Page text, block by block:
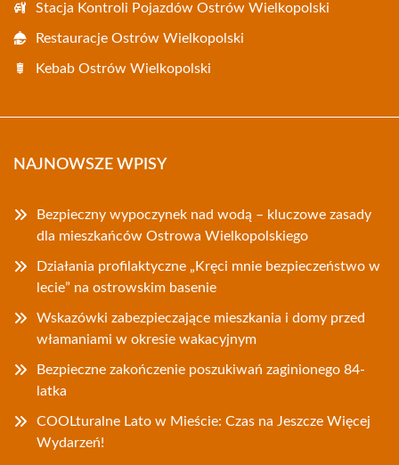
Stacja Kontroli Pojazdów Ostrów Wielkopolski
Restauracje Ostrów Wielkopolski
Kebab Ostrów Wielkopolski
NAJNOWSZE WPISY
Bezpieczny wypoczynek nad wodą – kluczowe zasady
dla mieszkańców Ostrowa Wielkopolskiego
Działania profilaktyczne „Kręci mnie bezpieczeństwo w
lecie” na ostrowskim basenie
Wskazówki zabezpieczające mieszkania i domy przed
włamaniami w okresie wakacyjnym
Bezpieczne zakończenie poszukiwań zaginionego 84-
latka
COOLturalne Lato w Mieście: Czas na Jeszcze Więcej
Wydarzeń!